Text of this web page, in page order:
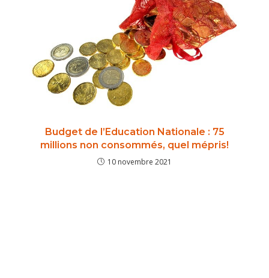
Budget de l’Education Nationale : 75
millions non consommés, quel mépris!
10 novembre 2021